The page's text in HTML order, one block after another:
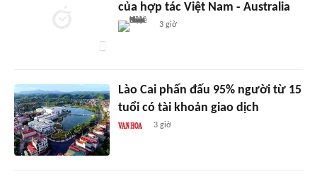
của hợp tác Việt Nam - Australia
3 giờ
Lào Cai phấn đấu 95% người từ 15
tuổi có tài khoản giao dịch
3 giờ